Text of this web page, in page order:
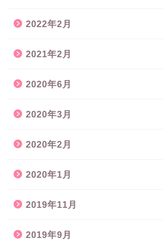
2022年2月
2021年2月
2020年6月
2020年3月
2020年2月
2020年1月
2019年11月
2019年9月